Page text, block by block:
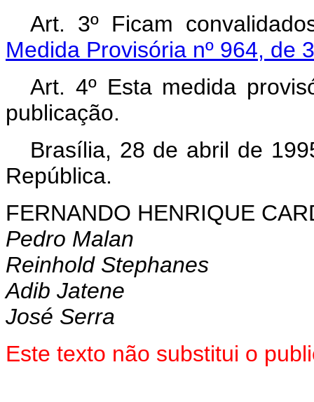
Art. 3º Ficam
Medida Provisória nº 964, de
Art. 4º Esta medida
publicação.
Brasília, 28 de abril de
República.
FERNANDO HENRIQUE
Pedro Malan
Reinhold Stephanes
Adib Jatene
José Serra
Este texto não substitui o